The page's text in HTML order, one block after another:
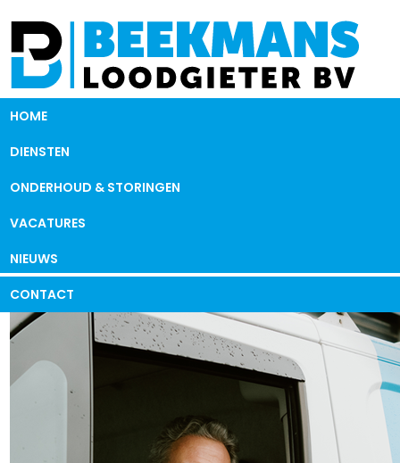
HOME
DIENSTEN
ONDERHOUD & STORINGEN
VACATURES
NIEUWS
CONTACT